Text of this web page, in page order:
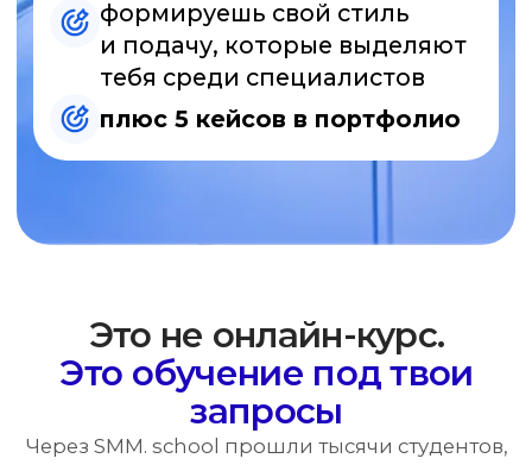
«узкие» места
работаешь над реальными
кейсами иполучаешь опыт
сразу
не тратишь время на лишнее —
фокус только на важном